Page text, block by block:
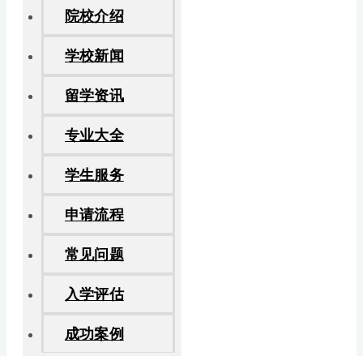
院校介绍
学校新闻
留学资讯
专业大全
学生服务
申请流程
常见问题
入学评估
成功案例